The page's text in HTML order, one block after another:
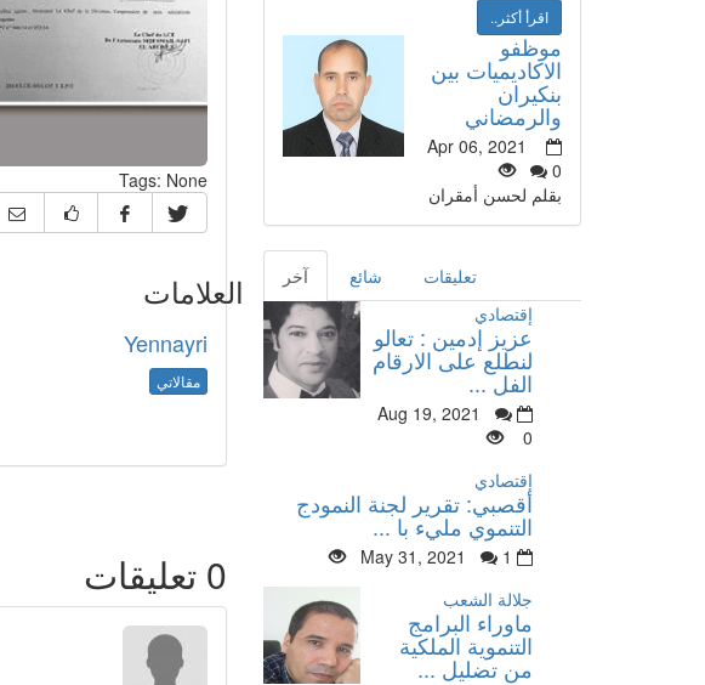
Tags: None
العلامات
Yennayri
مقالاتي
0 تعليقات
اقرأ أكثر..
موظفو
الاكاديميات بين
بنكيران
والرمضاني
Apr 06, 2021
0
بقلم لحسن أمقران
آخر شائع
تعليقات
إقتصادي
عزيز إدمين : تعالو
لنطلع على الارقام
الفل ...
Aug 19, 2021
0
إقتصادي
أقصبي: تقرير لجنة النمودج
التنموي مليء با ...
May 31, 2021
1
جلالة الشعب
ماوراء البرامج
التنموية الملكية
من تضليل ...